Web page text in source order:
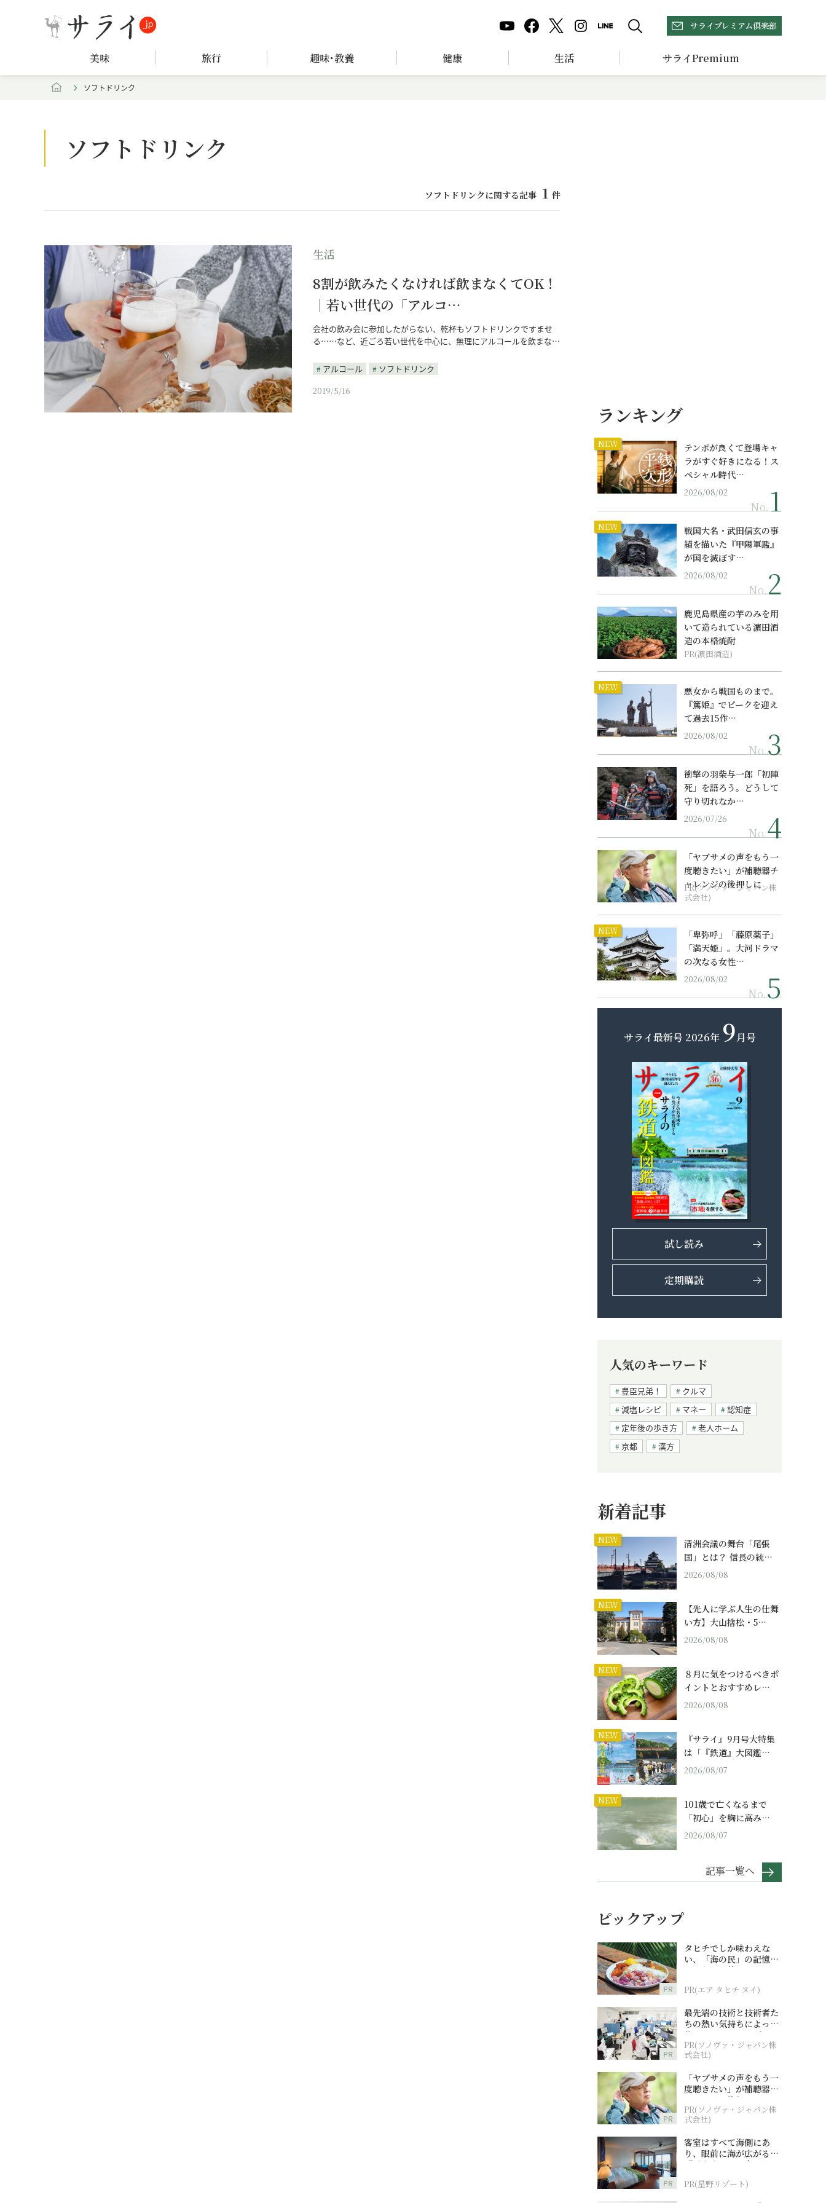
サライプレミアム倶楽部
美味 旅行 趣味･教養 健康 生活 サライPremium
ソフトドリンク
ソフトドリンク
ソフトドリンクに関する記事 1 件
生活
8割が飲みたくなければ飲まなくてOK！
｜若い世代の「アルコ…
会社の飲み会に参加したがらない、乾杯もソフトドリンクですませ
る……など、近ごろ若い世代を中心に、無理にアルコールを飲まな…
アルコール
ソフトドリンク
2019/5/16
ランキング
NEW
テンポが良くて登場キャ
ラがすぐ好きになる！ス
ペシャル時代…
2026/08/02
No.
NEW
戦国大名・武田信玄の事
績を描いた『甲陽軍鑑』
が国を滅ぼす…
2026/08/02
No.
鹿児島県産の芋のみを用
いて造られている濵田酒
造の本格焼酎
PR(濵田酒造)
NEW
悪女から戦国ものまで。
『篤姫』でピークを迎え
て過去15作…
2026/08/02
No.
衝撃の羽柴与一郎「初陣
死」を語ろう。どうして
守り切れなか…
2026/07/26
No.
「ヤブサメの声をもう一
度聴きたい」が補聴器チ
ャレンジの後押しに
PR(ソノヴァ・ジャパン株
式会社)
NEW
「卑弥呼」「藤原薬子」
「満天姫」。大河ドラマ
の次なる女性…
2026/08/02
No.
サライ最新号 2026年 9月号
試し読み
定期購読
人気のキーワード
豊臣兄弟！
クルマ
減塩レシピ
マネー
認知症
定年後の歩き方
老人ホーム
京都
漢方
新着記事
NEW
清洲会議の舞台「尾張
国」とは？ 信長の統…
2026/08/08
NEW
【先人に学ぶ人生の仕舞
い方】大山捨松・5…
2026/08/08
NEW
８月に気をつけるべきポ
イントとおすすめレ…
2026/08/08
NEW
『サライ』9月号大特集
は「『鉄道』大図鑑…
2026/08/07
NEW
101歳で亡くなるまで
「初心」を胸に高み…
2026/08/07
記事一覧へ
ピックアップ
PR
タヒチでしか味わえな
い、「海の民」の記憶へ
とつながる旅
PR(エア タヒチ ヌイ)
PR
最先端の技術と技術者た
ちの熱い気持ちによって
作られているオーダーメ
イド補聴器
PR(ソノヴァ・ジャパン株
式会社)
PR
「ヤブサメの声をもう一
度聴きたい」が補聴器チ
ャレンジの後押しに
PR(ソノヴァ・ジャパン株
式会社)
PR
客室はすべて海側にあ
り、眼前に海が広がる
『西表島ホテル by 星野
PR(星野リゾート)